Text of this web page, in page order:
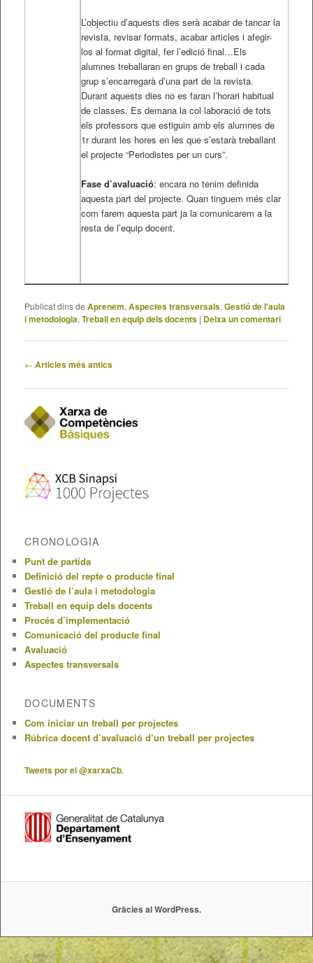
L’objectiu d’aquests dies serà acabar de tancar la
revista, revisar formats, acabar articles i afegir-
los al format digital, fer l’edició final…Els
alumnes treballaran en grups de treball i cada
grup s’encarregarà d’una part de la revista.
Durant aquests dies no es faran l’horari habitual
de classes. Es demana la col·laboració de tots
els professors que estiguin amb els alumnes de
1r durant les hores en les que s’estarà treballant
el projecte “Periodistes per un curs”.
Fase d’avaluació: encara no tenim definida
aquesta part del projecte. Quan tinguem més clar
com farem aquesta part ja la comunicarem a la
resta de l’equip docent.
Publicat dins de Aprenem, Aspectes transversals, Gestió de l'aula
i metodologia, Treball en equip dels docents | Deixa un comentari
Navegació
articles
← Articles més antics
CRONOLOGIA
Punt de partida
Definició del repte o producte final
Gestió de l’aula i metodologia
Treball en equip dels docents
Procés d’implementació
Comunicació del producte final
Avaluació
Aspectes transversals
DOCUMENTS
Com iniciar un treball per projectes
Rúbrica docent d’avaluació d’un treball per projectes
Tweets por el @xarxaCb.
Gràcies al WordPress.